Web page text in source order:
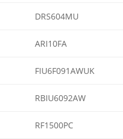
DRS604MU
ARI10FA
FIU6F091AWUK
RBIU6092AW
RF1500PC